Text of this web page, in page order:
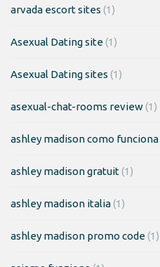
arvada escort sites (1)
Asexual Dating site(1)
Asexual Dating sites (1)
asexual-chat-rooms review(1)
ashley madison como funciona
ashley madison gratuit(1)
ashley madison italia(1)
ashley madison promo code(1)